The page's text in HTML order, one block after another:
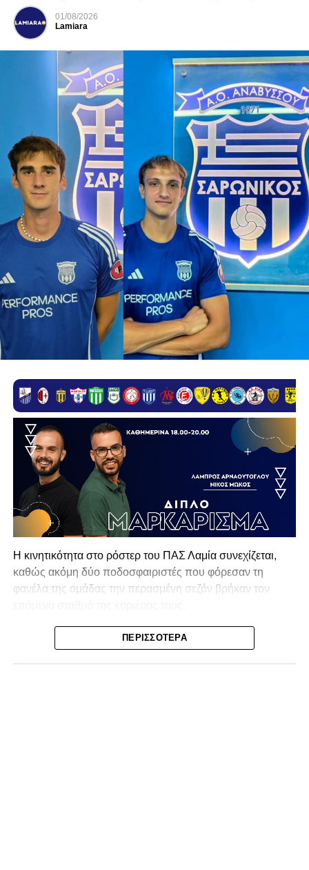
01/08/2026
Lamiara
Η κινητικότητα στο ρόστερ του ΠΑΣ Λαμία συνεχίζεται,
καθώς ακόμη δύο ποδοσφαιριστές που φόρεσαν τη
φανέλα της ομάδας την περασμένη σεζόν βρήκαν τον
Ο λόγος για τον Βασίλη Τρούμπουλο και τον Χρυσόστομο
Στάγκο, οι οποίοι θα συνεχίσουν μαζί την ποδοσφαιρική
ΠΕΡΙΣΣΌΤΕΡΑ